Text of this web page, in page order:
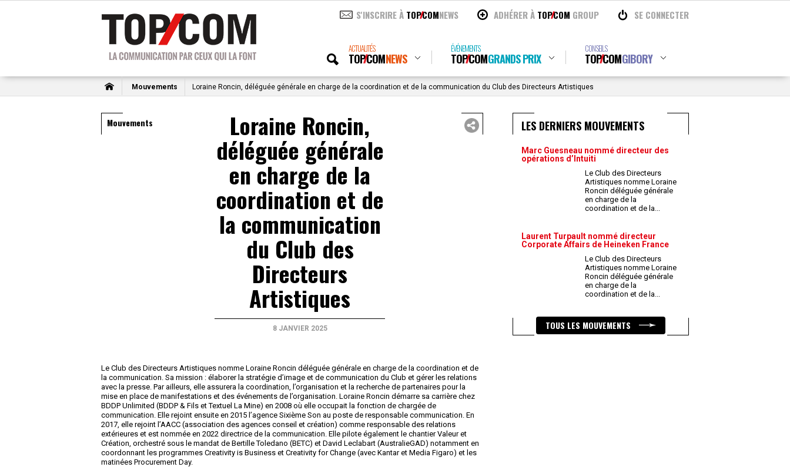
S'INSCRIRE À TOPCOMNEWS ADHÉRER À TOPCOM GROUP SE CONNECTER
ACTUALITÉS
TOPCOMNEWS
ÉVÉNEMENTS
TOPCOMGRANDS PRIX
CONSEILS
TOPCOMGIBORY
Mouvements Loraine Roncin, déléguée générale en charge de la coordination et de la communication du Club des Directeurs Artistiques
Mouvements Loraine Roncin,
déléguée générale
en charge de la
coordination et de
la communication
du Club des
Directeurs
Artistiques
8 JANVIER 2025
Le Club des Directeurs Artistiques nomme Loraine Roncin déléguée générale en charge de la coordination et de
la communication. Sa mission : élaborer la stratégie d’image et de communication du Club et gérer les relations
avec la presse. Par ailleurs, elle assurera la coordination, l’organisation et la recherche de partenaires pour la
mise en place de manifestations et des événements de l’organisation. Loraine Roncin démarre sa carrière chez
BDDP Unlimited (BDDP & Fils et Textuel La Mine) en 2008 où elle occupait la fonction de chargée de
communication. Elle rejoint ensuite en 2015 l’agence Sixième Son au poste de responsable communication. En
2017, elle rejoint l’AACC (association des agences conseil et création) comme responsable des relations
extérieures et est nommée en 2022 directrice de la communication. Elle pilote également le chantier Valeur et
Création, orchestré sous le mandat de Bertille Toledano (BETC) et David Leclabart (AustralieGAD) notamment en
coordonnant les programmes Creativity is Business et Creativity for Change (avec Kantar et Media Figaro) et les
matinées Procurement Day.
LES DERNIERS MOUVEMENTS
Marc Guesneau nommé directeur des
opérations d’Intuiti
Le Club des Directeurs
Artistiques nomme Loraine
Roncin déléguée générale
en charge de la
coordination et de la...
Laurent Turpault nommé directeur
Corporate Affairs de Heineken France
Le Club des Directeurs
Artistiques nomme Loraine
Roncin déléguée générale
en charge de la
coordination et de la...
TOUS LES MOUVEMENTS